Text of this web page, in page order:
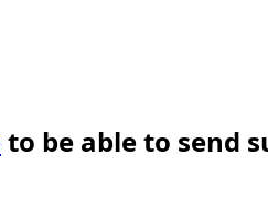
to be able to send